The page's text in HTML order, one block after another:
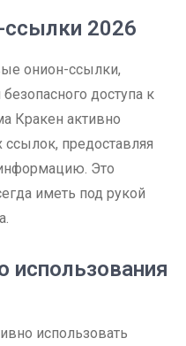
2026
онион-ссылки,
доступа к
Кракен активно
ссылок, предоставляя
Это
иметь под рукой
использования
использовать